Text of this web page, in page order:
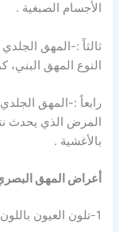
الأجسام الصبغية .
ثالثاً :-المهق
النوع المهق
رابعاً :-المهق
المرض الذي يحدث
بالأغشية .
أعراض المهق
1-تلون العيون باللون الأزرق .